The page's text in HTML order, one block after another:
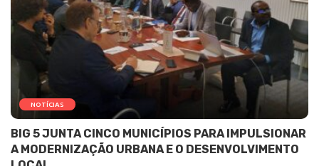
NOTÍCIAS
BIG 5 JUNTA CINCO MUNICÍPIOS PARA IMPULSIONAR
A MODERNIZAÇÃO URBANA E O DESENVOLVIMENTO